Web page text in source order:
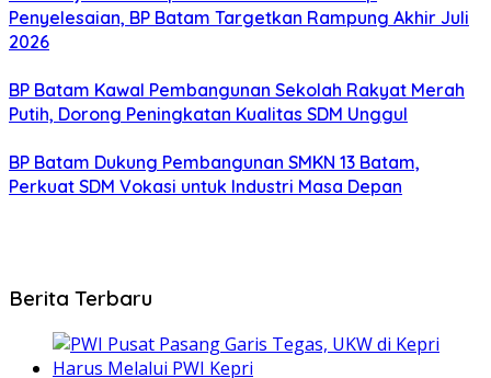
Penyelesaian, BP Batam Targetkan Rampung Akhir Juli
2026
BP Batam Kawal Pembangunan Sekolah Rakyat Merah
Putih, Dorong Peningkatan Kualitas SDM Unggul
BP Batam Dukung Pembangunan SMKN 13 Batam,
Perkuat SDM Vokasi untuk Industri Masa Depan
Berita Terbaru